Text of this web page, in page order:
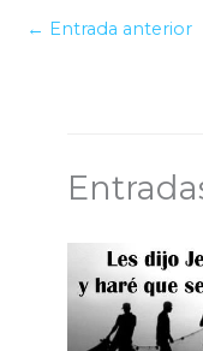
← Entrada anterior